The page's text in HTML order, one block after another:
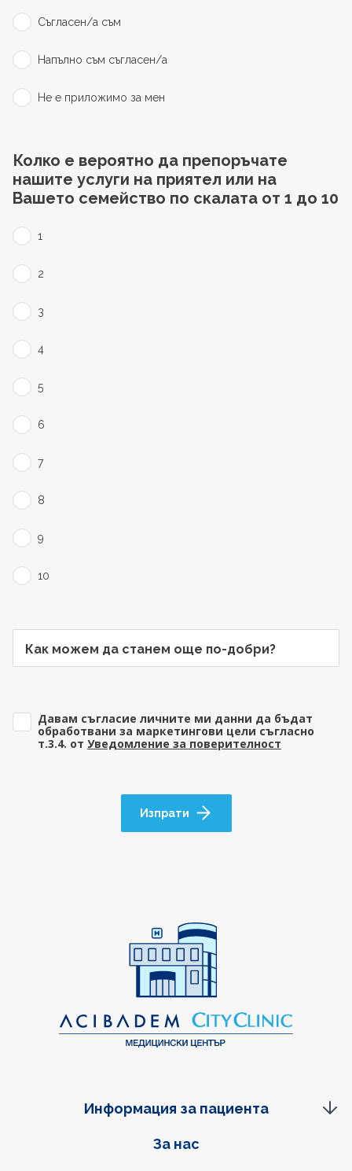
Съгласен/а съм
Напълно съм съгласен/а
Не е приложимо за мен
Колко е вероятно да препоръчате
нашите услуги на приятел или на
Вашето семейство по скалата от 1 до 10
1
2
3
4
5
6
7
8
9
10
Как можем да станем още по-добри?
Давам съгласие личните ми данни да бъдат
обработвани за маркетингови цели съгласно
т.3.4. от Уведомление за поверителност
Изпрати
Фуутер навигация
За нас
Информация за пациента